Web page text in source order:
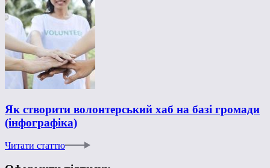
Як створити волонтерський хаб на базі громади
(інфографіка)
Читати статтю